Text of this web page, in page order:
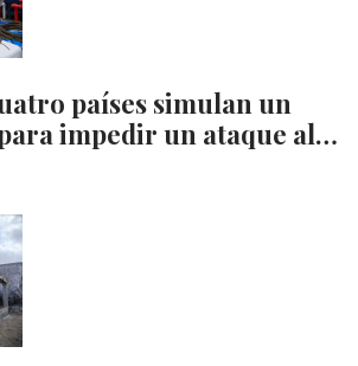
países simulan un
impedir un ataque al…